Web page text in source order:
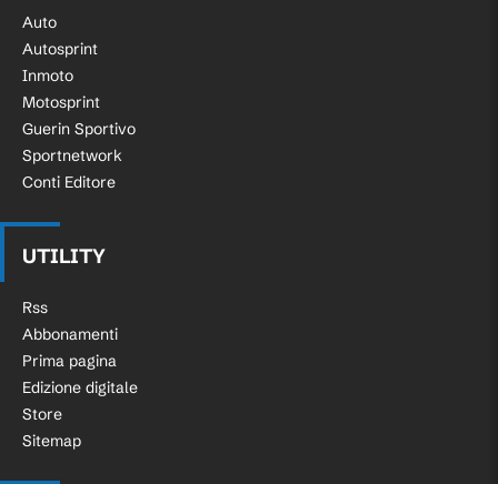
Auto
Autosprint
Inmoto
Motosprint
Guerin Sportivo
Sportnetwork
Conti Editore
UTILITY
Rss
Abbonamenti
Prima pagina
Edizione digitale
Store
Sitemap